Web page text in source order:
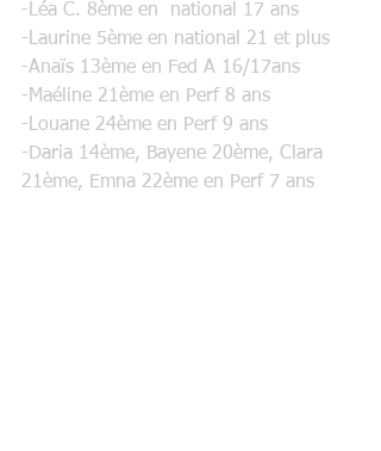
-Léa C. 8ème en  national 17 ans
-Laurine 5ème en national 21 et plus
-Anaïs 13ème en Fed A 16/17ans
-Maéline 21ème en Perf 8 ans
-Louane 24ème en Perf 9 ans
-Daria 14ème, Bayene 20ème, Clara
21ème, Emna 22ème en Perf 7 ans